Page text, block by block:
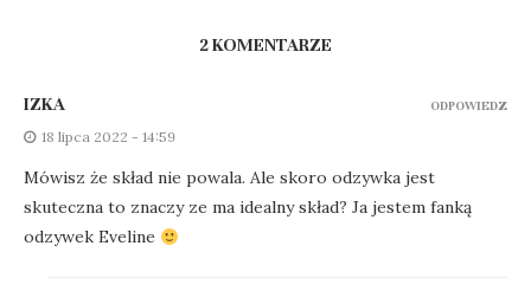
2 KOMENTARZE
IZKA
18 lipca 2022 - 14:59
Mówisz że skład nie powala. Ale skoro odzywka jest
skuteczna to znaczy ze ma idealny skład? Ja jestem fanką
odzywek Eveline
ODPOWIEDZ